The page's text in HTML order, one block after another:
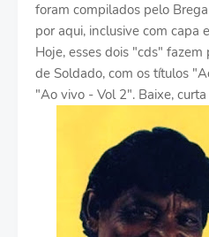
foram compilados pelo
por aqui, inclusive com capa
Hoje, esses dois "cds"
de Soldado, com os títulos
"Ao vivo - Vol 2". Baixe,